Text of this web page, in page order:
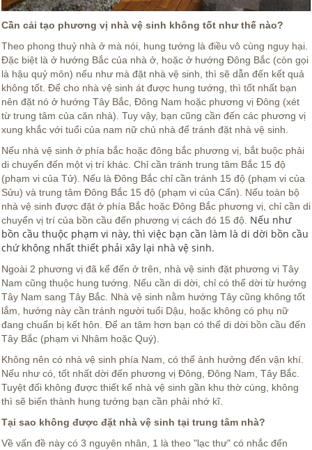
Cần cải tạo phương vị nhà vệ sinh không tốt như thế nào?
Theo phong thuỷ nhà ở mà nói, hung tướng là điều vô cùng nguy hại.
Đặc biệt là ở hướng Bắc của nhà ở, hoặc ở hướng Đông Bắc (còn gọi
là hậu quỷ môn) nếu như mà đặt nhà vệ sinh, thì sẽ dẫn đến kết quả
không tốt. Để cho nhà vệ sinh át được hung tướng, thì tốt nhất bạn
nên đặt nó ở hướng Tây Bắc, Đông Nam hoặc phương vị Đông (xét
từ trung tâm của căn nhà). Tuy vậy, bạn cũng cần đến các phương vị
xung khắc với tuổi của nam nữ chủ nhà để tránh đặt nhà vệ sinh.
Nếu nhà vệ sinh ở phía bắc hoặc đông bắc phương vị, bắt buộc phải
di chuyển đến một vị trí khác. Chỉ cần tránh trung tâm Bắc 15 độ
(phạm vi của Tử). Nếu là Đông Bắc chỉ cần tránh 15 độ (phạm vi của
Sửu) và trung tâm Đông Bắc 15 độ (phạm vi của Cấn). Nếu toàn bộ
nhà vệ sinh được đặt ở phía Bắc hoặc Đông Bắc phương vị, chỉ cần di
chuyển vị trí của bồn cầu đến phương vị cách đó 15 độ. Nếu như
bồn cầu thuộc phạm vi này, thì việc bạn cần làm là di dời bồn cầu
chứ không nhất thiết phải xây lại nhà vệ sinh.
Ngoài 2 phương vị đã kể đến ở trên, nhà vệ sinh đặt phương vị Tây
Nam cũng thuộc hung tướng. Nếu cần di dời, chỉ có thể dời từ hướng
Tây Nam sang Tây Bắc. Nhà vệ sinh nằm hướng Tây cũng không tốt
lắm, hướng này cần tránh người tuổi Dậu, hoặc không có phụ nữ
đang chuẩn bị kết hôn. Để an tâm hơn bạn có thể di dời bồn cầu đến
Tây Bắc (phạm vi Nhâm hoặc Quý).
Không nên có nhà vệ sinh phía Nam, có thể ảnh hưởng đến vận khí.
Nếu như có, tốt nhất dời đến phương vị Đông, Đông Nam, Tây Bắc.
Tuyệt đối không được thiết kế nhà vệ sinh gần khu thờ cúng, không
thì sẽ biến thành hung tướng bạn cần phải nhớ kĩ.
Tại sao không được đặt nhà vệ sinh tại trung tâm nhà?
Về vấn đề này có 3 nguyên nhân, 1 là theo "lạc thư" có nhắc đến